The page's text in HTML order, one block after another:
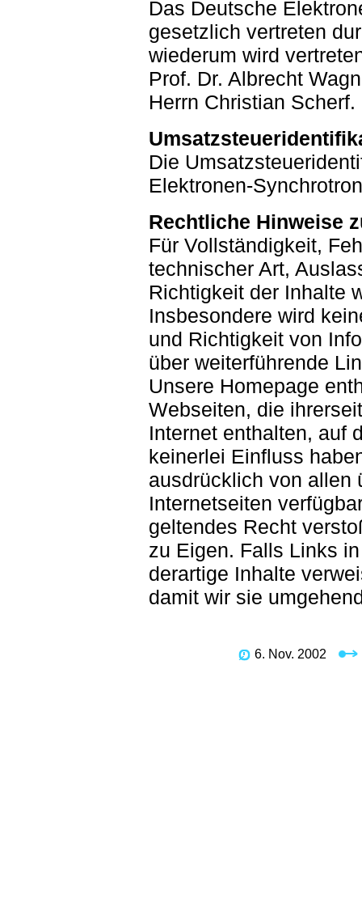
Das Deutsche
gesetzlich vertreten
wiederum wird
Prof. Dr. Albrecht
Herrn Christian Scherf.
Die
Elektronen-
Rechtliche Hinweise
Für Vollständigkeit,
technischer Art,
Richtigkeit der Inhalte
Insbesondere wird
und Richtigkeit von
über weiterführende
Unsere Homepage
Webseiten, die
Internet enthalten, auf
keinerlei Einfluss
ausdrücklich von allen
Internetseiten
geltendes Recht
zu Eigen. Falls Links
derartige Inhalte
damit wir sie
6. Nov. 2002